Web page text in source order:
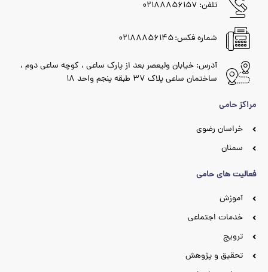
تلفن: ۰۲۱۸۸۸۵۶۱۵۷
شماره فکس: ۰۲۱۸۸۸۵۶۱۴۵
آدرس: خیابان ولیعصر بعد از پارک ساعی ، کوچه ساعی دوم ،
ساختمان ساعی پلاک ۳۷ طبقه پنجم واحد ۱۸
مراکز حامی
خراسان رضوی
سمنان
فعالیت های حامی
آموزش
خدمات اجتماعی
ترویج
تحقیق و پژوهش